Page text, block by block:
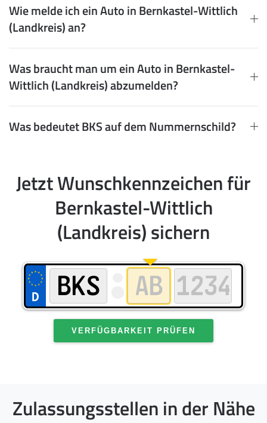
Wie melde ich ein Auto in Bernkastel-Wittlich
(Landkreis) an?
Was braucht man um ein Auto in Bernkastel-
Wittlich (Landkreis) abzumelden?
Was bedeutet BKS auf dem Nummernschild?
Jetzt Wunschkennzeichen für
Bernkastel-Wittlich
(Landkreis) sichern
VERFÜGBARKEIT PRÜFEN
Zulassungsstellen in der Nähe